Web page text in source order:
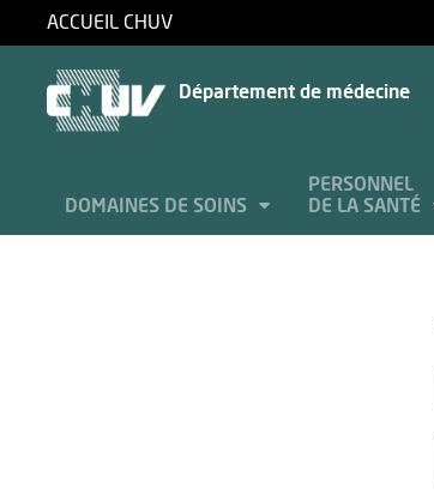
ACCUEIL CHUV
Département de médecine
DOMAINES DE SOINS
PERSONNEL
DE LA SANTÉ